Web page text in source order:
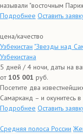
называли "восточным
Подробнее Оставить
цена/качество
Узбекистан "Звезды над
Узбекистана
5 дней / 4 ночи, даты на
от105 001 руб.
Посетите два
Самарканд – и окунитесь
Подробнее Оставить
Средняя полоса России